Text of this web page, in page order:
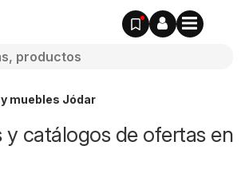
muebles Jódar
y catálogos de ofertas en